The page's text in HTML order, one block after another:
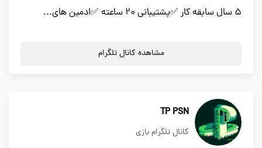
۵ سال سابقه کار ✅پشتیبانی ۲۰ ساعته ✅ادمین های...
مشاهده کانال تلگرام
TP PSN
کانال تلگرام بازی